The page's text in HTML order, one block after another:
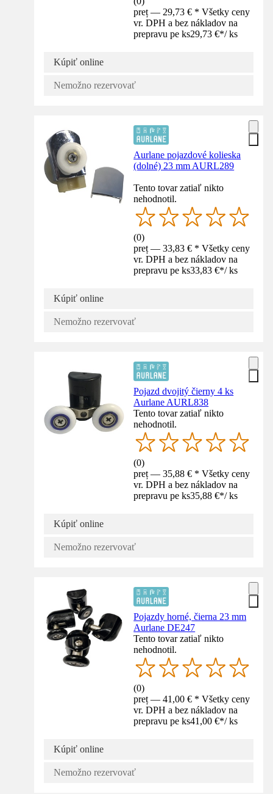
preț — 29,73 € * Všetky ceny
vr. DPH a bez nákladov na
prepravu pe ks29,73 €*/ ks
Kúpiť online
Nemožno rezervovať
Aurlane pojazdové kolieska
(dolné) 23 mm AURL289
Tento tovar zatiaľ nikto
nehodnotil.
(0)
preț — 33,83 € * Všetky ceny
vr. DPH a bez nákladov na
prepravu pe ks33,83 €*/ ks
Kúpiť online
Nemožno rezervovať
Pojazd dvojitý čierny 4 ks
Aurlane AURL838
Tento tovar zatiaľ nikto
nehodnotil.
(0)
preț — 35,88 € * Všetky ceny
vr. DPH a bez nákladov na
prepravu pe ks35,88 €*/ ks
Kúpiť online
Nemožno rezervovať
Pojazdy horné, čierna 23 mm
Aurlane DE247
Tento tovar zatiaľ nikto
nehodnotil.
(0)
preț — 41,00 € * Všetky ceny
vr. DPH a bez nákladov na
prepravu pe ks41,00 €*/ ks
Kúpiť online
Nemožno rezervovať